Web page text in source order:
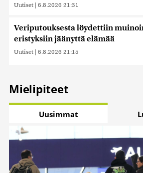
saatetaan myös siirtää ulkomaille.
Uutiset | 6.8.2026 21:31
Veriputouksesta löydettiin
eristyksiin jäänyttä elämää
Uutiset | 6.8.2026 21:15
Mielipiteet
Uusimmat